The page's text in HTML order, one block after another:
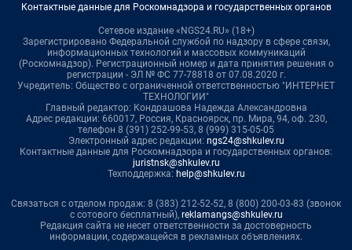
Контактные данные для Роскомнадзора и государственных органов
Сетевое издание «NGS24.RU» (18+)
Зарегистрировано Федеральной службой по надзору в сфере связи,
информационных технологий и массовых коммуникаций
(Роскомнадзор). Регистрационный номер и дата принятия решения о
регистрации - ЭЛ № ФС 77-78818 от 07.08.2020 г.
Учредитель: Общество с ограниченной ответственностью "ИНТЕРНЕТ
ТЕХНОЛОГИИ"
Главный редактор: Кондрашова Надежда Александровна
Адрес редакции: 660017, Россия, Красноярск, пр. Мира, 94, оф. 230,
телефон 8 (391) 252-99-53, 8 (999) 315-05-05
Электронный адрес редакции: ngs24@shkulev.ru
Контактные данные для Роскомнадзора и государственных органов:
juristnsk@shkulev.ru
Техподдержка: help@shkulev.ru
Связаться с отделом продаж: 8 (383) 212-52-52, 8 (800) 200-03-83 (звонок
с сотового бесплатный), reklamangs@shkulev.ru
Редакция сайта не несет ответственности за достоверность
информации, содержащейся в рекламных объявлениях.